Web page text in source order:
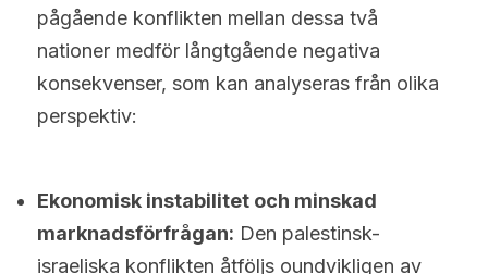
pågående konflikten mellan dessa två
nationer medför långtgående negativa
konsekvenser, som kan analyseras från olika
perspektiv:
Ekonomisk instabilitet och minskad
marknadsförfrågan: Den palestinsk-
israeliska konflikten åtföljs oundvikligen av